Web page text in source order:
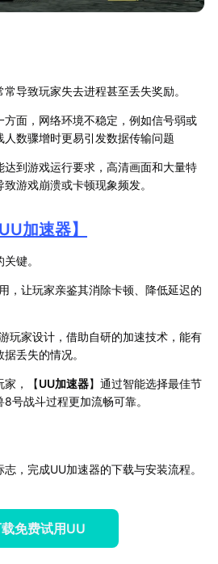
导致玩家失去进程甚至丢失奖励。
面，网络环境不稳定，例如信号弱或
数骤增时更易引发数据传输问题
达到游戏运行要求，高清画面和大量特
游戏崩溃或卡顿现象频发。
UU加速器】
键。
，让玩家亲鉴其消除卡顿、降低延迟的
玩家设计，借助自研的加速技术，能有
丢失的情况。
家，【UU加速器】通过智能选择最佳节
号战斗过程更加流畅可靠。
，完成UU加速器的下载与安装流程。
免费试用UU